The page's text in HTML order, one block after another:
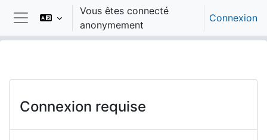
Passer au contenu principal
Panneau latéral
Vous êtes connecté
anonymement
Connexion
Connexion requise